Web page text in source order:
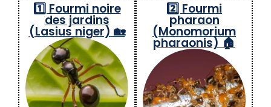
1️⃣ Fourmi noire
des jardins
(Lasius niger) 🏡
2️⃣ Fourmi
pharaon
(Monomorium
pharaonis) 🏠